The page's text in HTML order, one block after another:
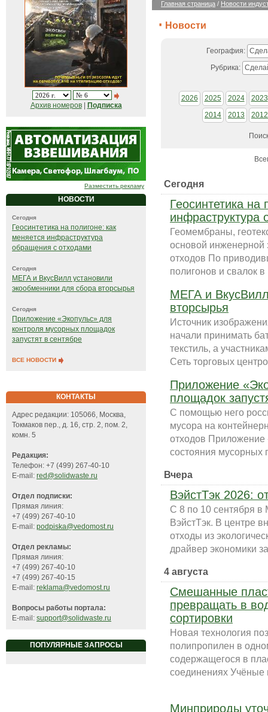
Архив номеров| Подписка
Разместить рекламу
НОВОСТИ
Сегодня
Геосинтетика на полигоне: как
меняется инфраструктура
обращения с отходами
Сегодня
МЕГА и ВкусВилл установили
экообменники для сбора вторсырья
Сегодня
Приложение «Экопульс» для
контроля мусорных площадок
запустят в сентябре
ВСЕ НОВОСТИ
КОНТАКТЫ
Адрес редакции: 105066, Москва,
Токмаков пер., д. 16, стр. 2, пом. 2,
комн. 5
Редакция:
Телефон: +7 (499) 267-40-10
E-mail: red@solidwaste.ru
Отдел подписки:
Прямая линия:
+7 (499) 267-40-10
E-mail: podpiska@vedomost.ru
Отдел рекламы:
Прямая линия:
+7 (499) 267-40-10
+7 (499) 267-40-15
E-mail: reklama@vedomost.ru
Вопросы работы портала:
E-mail: support@solidwaste.ru
ПОПУЛЯРНЫЕ ЗАПРОСЫ
Главная страница / Новости
Новости
География:
Рубрика:
2026 2025 2024
2023
2014
2013 2012
Сегодня
Геосинтетика на
инфраструктура
Геомембраны,
основой
отходов По
полигонов и свалок
МЕГА и
вторсырья
Источник
начали принимать
текстиль, а
Сеть торговых
Приложение
площадок
С помощью него
мусора на
отходов Приложение
состояния мусорных
Вчера
ВэйстТэк 2026:
С 8 по 10 сентября в
ВэйстТэк. В центре
отходы из
драйвер экономики
4 августа
Смешанные
превращать в
сортировки
Новая технология
полипропилен в
содержащегося в
соединениях Учёные
Минприроды